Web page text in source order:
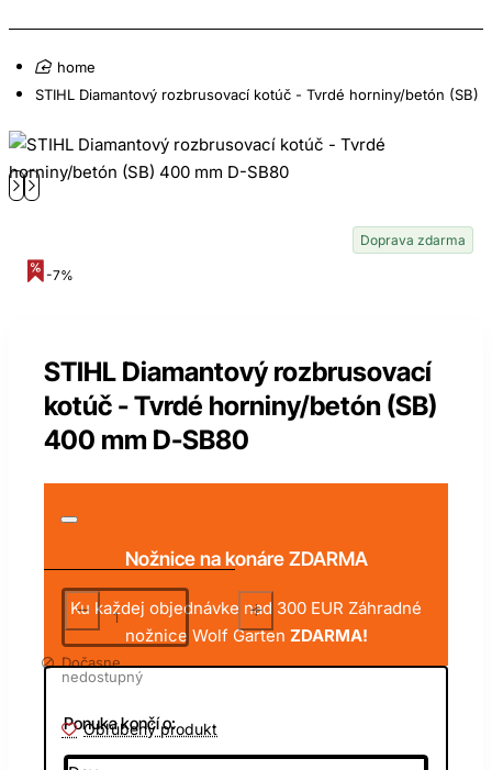
home
STIHL Diamantový rozbrusovací kotúč - Tvrdé horniny/betón (SB)
Doprava zdarma
-7%
STIHL Diamantový rozbrusovací
kotúč - Tvrdé horniny/betón (SB)
400 mm D-SB80
Nožnice na konáre ZDARMA
Ku každej objednávke nad 300 EUR Záhradné
nožnice Wolf Garten ZDARMA!
Ponuka končí o:
Dočasne
nedostupný
Obľúbený produkt